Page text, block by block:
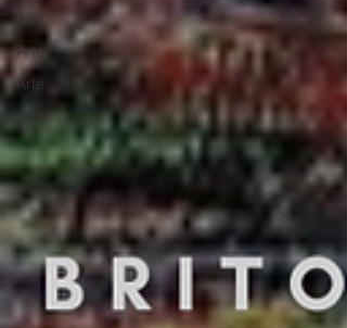
Arte
Arte
Arte
Arte